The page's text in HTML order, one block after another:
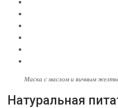
Маска с маслом и яичным
Натуральная